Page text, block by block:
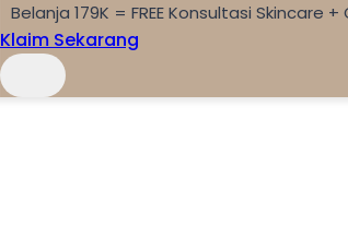
Belanja 179K = FREE Konsultasi Skincare
Klaim Sekarang